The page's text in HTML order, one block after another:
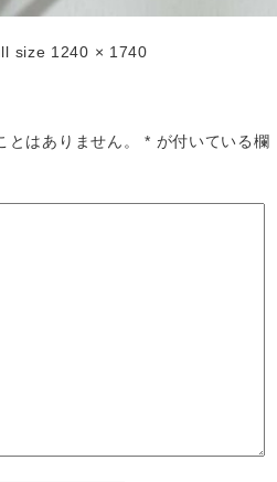
size 1240 × 1740
とはありません。 * が付いている欄